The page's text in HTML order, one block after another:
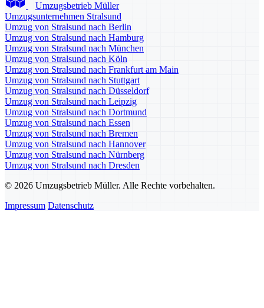
Umzugsbetrieb Müller
Umzugsunternehmen Stralsund
Umzug von Stralsund nach Berlin
Umzug von Stralsund nach Hamburg
Umzug von Stralsund nach München
Umzug von Stralsund nach Köln
Umzug von Stralsund nach Frankfurt am Main
Umzug von Stralsund nach Stuttgart
Umzug von Stralsund nach Düsseldorf
Umzug von Stralsund nach Leipzig
Umzug von Stralsund nach Dortmund
Umzug von Stralsund nach Essen
Umzug von Stralsund nach Bremen
Umzug von Stralsund nach Hannover
Umzug von Stralsund nach Nürnberg
Umzug von Stralsund nach Dresden
© 2026 Umzugsbetrieb Müller. Alle Rechte vorbehalten.
Impressum Datenschutz